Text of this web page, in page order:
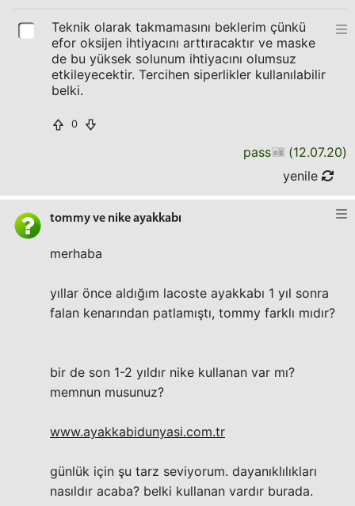
Teknik olarak takmamasını beklerim çünkü
efor oksijen ihtiyacını arttıracaktır ve maske
de bu yüksek solunum ihtiyacını olumsuz
etkileyecektir. Tercihen siperlikler kullanılabilir
belki.
0
pass (12.07.20)
yenile
tommy ve nike ayakkabı
merhaba
yıllar önce aldığım lacoste ayakkabı 1 yıl sonra
falan kenarından patlamıştı, tommy farklı mıdır?
bir de son 1-2 yıldır nike kullanan var mı?
memnun musunuz?
www.ayakkabidunyasi.com.tr
günlük için şu tarz seviyorum. dayanıklılıkları
nasıldır acaba? belki kullanan vardır burada.